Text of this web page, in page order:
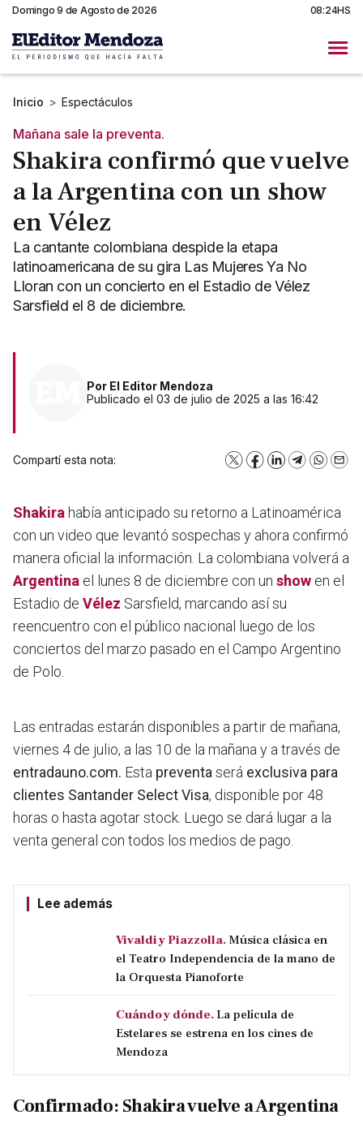
Domingo 9 de Agosto de 2026 08:24HS
Inicio > Espectáculos
Mañana sale la preventa.
Shakira confirmó que vuelve
a la Argentina con un show
en Vélez
La cantante colombiana despide la etapa
latinoamericana de su gira Las Mujeres Ya No
Lloran con un concierto en el Estadio de Vélez
Sarsfield el 8 de diciembre.
Por El Editor Mendoza
Publicado el 03 de julio de 2025 a las 16:42
Compartí esta nota: X Facebook
LinkedInTelegram
Shakira había anticipado su retorno a Latinoamérica
con un video que levantó sospechas y ahora confirmó
manera oficial la información. La colombiana volverá a
Argentina el lunes 8 de diciembre con un show en el
Estadio de Vélez Sarsfield, marcando así su
reencuentro con el público nacional luego de los
conciertos del marzo pasado en el Campo Argentino
de Polo.
Las entradas estarán disponibles a partir de mañana,
viernes 4 de julio, a las 10 de la mañana y a través de
entradauno.com. Esta preventa será exclusiva para
clientes Santander Select Visa, disponible por 48
horas o hasta agotar stock. Luego se dará lugar a la
venta general con todos los medios de pago.
Lee además
Vivaldi y Piazzolla. Música clásica en
el Teatro Independencia de la mano de
la Orquesta Pianoforte
Cuándo y dónde. La película de
Estelares se estrena en los cines de
Mendoza
Confirmado: Shakira vuelve a Argentina